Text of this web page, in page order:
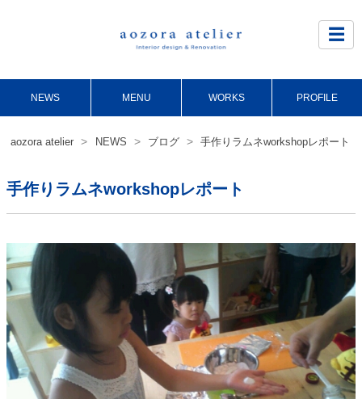
☰
NEWS MENU WORKS PROFILE
aozora atelier > NEWS > ブログ > 手作りラムネworkshopレポート
手作りラムネworkshopレポート